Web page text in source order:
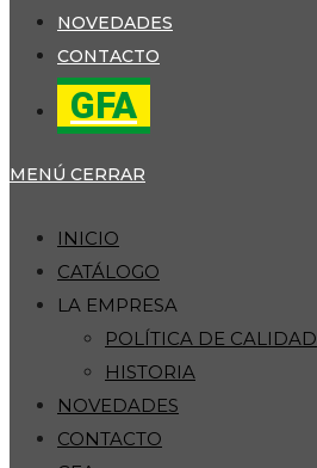
NOVEDADES
CONTACTO
GFA
MENÚ CERRAR
INICIO
CATÁLOGO
LA EMPRESA
POLÍTICA DE CALIDAD
HISTORIA
NOVEDADES
CONTACTO